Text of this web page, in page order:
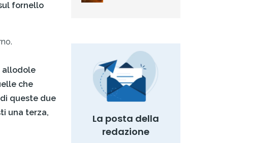
fornello
allodole
che
queste due
una terza,
La posta della
redazione